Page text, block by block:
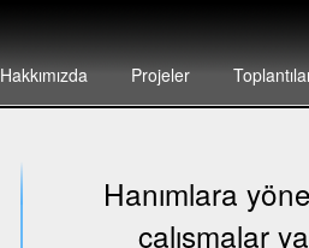
Hakkımızda Projeler
Hanımlara
çalışmalar